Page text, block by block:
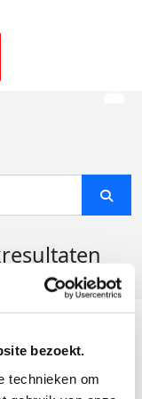
bezoekt.
technieken om